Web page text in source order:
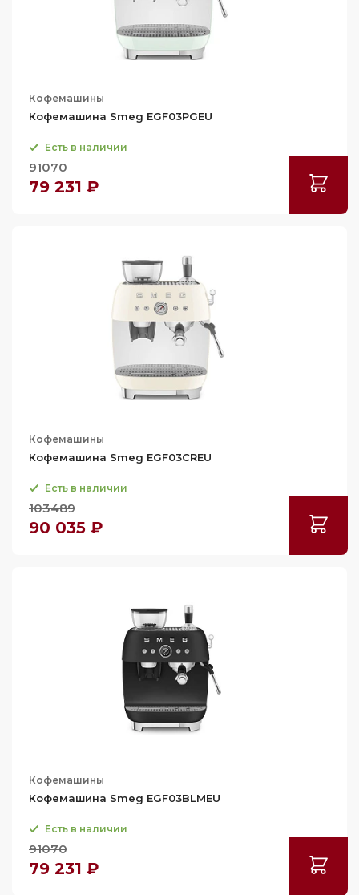
Кофемашины
Кофемашина Smeg EGF03PGEU
Есть в наличии
91070
79 231 ₽
Кофемашины
Кофемашина Smeg EGF03CREU
Есть в наличии
103489
90 035 ₽
Кофемашины
Кофемашина Smeg EGF03BLMEU
Есть в наличии
91070
79 231 ₽